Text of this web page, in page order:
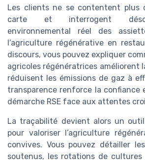
Les clients ne se contentent plus
carte et interrogent
environnemental réel des
l’agriculture régénérative en
discours, vous pouvez expliquer
agricoles régénératrices améliorent
réduisent les émissions de gaz à
transparence renforce la confiance
démarche RSE face aux attentes
La traçabilité devient alors un
pour valoriser l’agriculture
convives. Vous pouvez détailler
soutenus, les rotations de cultures